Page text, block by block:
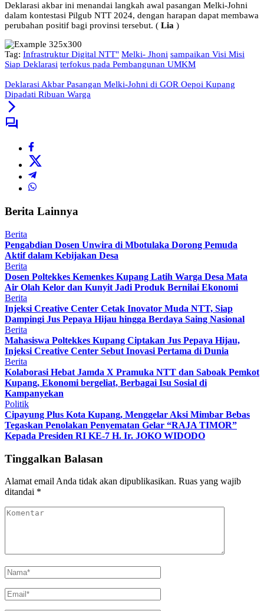
Deklarasi akbar ini menandai langkah awal pasangan Melki-Johni
dalam kontestasi Pilgub NTT 2024, dengan harapan dapat membawa
perubahan positif bagi provinsi tersebut. ( Lia )
Tag: Infrastruktur Digital NTT" Melki- Jhoni sampaikan Visi Misi
Siap Deklarasi terfokus pada Pembangunan UMKM
Deklarasi Akbar Pasangan Melki-Johni di GOR Oepoi Kupang
Dipadati Ribuan Warga
Berita Lainnya
Berita
Pengabdian Dosen Unwira di Mbotulaka Dorong Pemuda
Aktif dalam Kebijakan Desa
Berita
Dosen Poltekkes Kemenkes Kupang Latih Warga Desa Mata
Air Olah Kelor dan Kunyit Jadi Produk Bernilai Ekonomi
Berita
Injeksi Creative Center Cetak Inovator Muda NTT, Siap
Dampingi Jus Pepaya Hijau hingga Berdaya Saing Nasional
Berita
Mahasiswa Poltekkes Kupang Ciptakan Jus Pepaya Hijau,
Injeksi Creative Center Sebut Inovasi Pertama di Dunia
Berita
Kolaborasi Hebat Jamda X Pramuka NTT dan Saboak Pemkot
Kupang, Ekonomi bergeliat, Berbagai Isu Sosial di
Kampanyekan
Politik
Cipayung Plus Kota Kupang, Menggelar Aksi Mimbar Bebas
Tegaskan Penolakan Penyematan Gelar “RAJA TIMOR”
Kepada Presiden RI KE-7 H. Ir. JOKO WIDODO
Tinggalkan Balasan
Alamat email Anda tidak akan dipublikasikan. Ruas yang wajib
ditandai *